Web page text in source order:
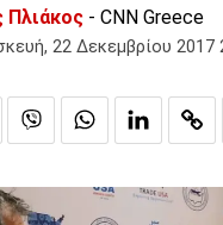
Πλιάκος - CNN Greece
22 Δεκεμβρίου 2017